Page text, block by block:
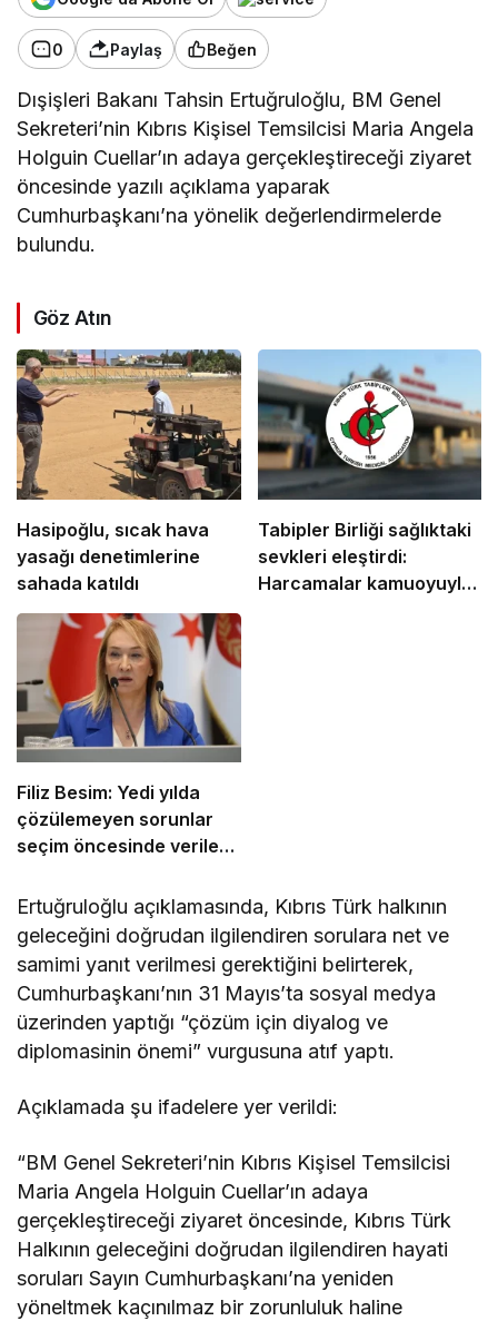
0 Paylaş Beğen
Dışişleri Bakanı Tahsin Ertuğruloğlu, BM Genel
Sekreteri’nin Kıbrıs Kişisel Temsilcisi Maria Angela
Holguin Cuellar’ın adaya gerçekleştireceği ziyaret
öncesinde yazılı açıklama yaparak
Cumhurbaşkanı’na yönelik değerlendirmelerde
bulundu.
Göz Atın
Hasipoğlu, sıcak hava
yasağı denetimlerine
sahada katıldı
Tabipler Birliği sağlıktaki
sevkleri eleştirdi:
Harcamalar kamuoyuyla
Filiz Besim: Yedi yılda
çözülemeyen sorunlar
seçim öncesinde verilen
Ertuğruloğlu açıklamasında, Kıbrıs Türk halkının
geleceğini doğrudan ilgilendiren sorulara net ve
samimi yanıt verilmesi gerektiğini belirterek,
Cumhurbaşkanı’nın 31 Mayıs’ta sosyal medya
üzerinden yaptığı “çözüm için diyalog ve
diplomasinin önemi” vurgusuna atıf yaptı.
Açıklamada şu ifadelere yer verildi:
“BM Genel Sekreteri’nin Kıbrıs Kişisel Temsilcisi
Maria Angela Holguin Cuellar’ın adaya
gerçekleştireceği ziyaret öncesinde, Kıbrıs Türk
Halkının geleceğini doğrudan ilgilendiren hayati
soruları Sayın Cumhurbaşkanı’na yeniden
yöneltmek kaçınılmaz bir zorunluluk haline